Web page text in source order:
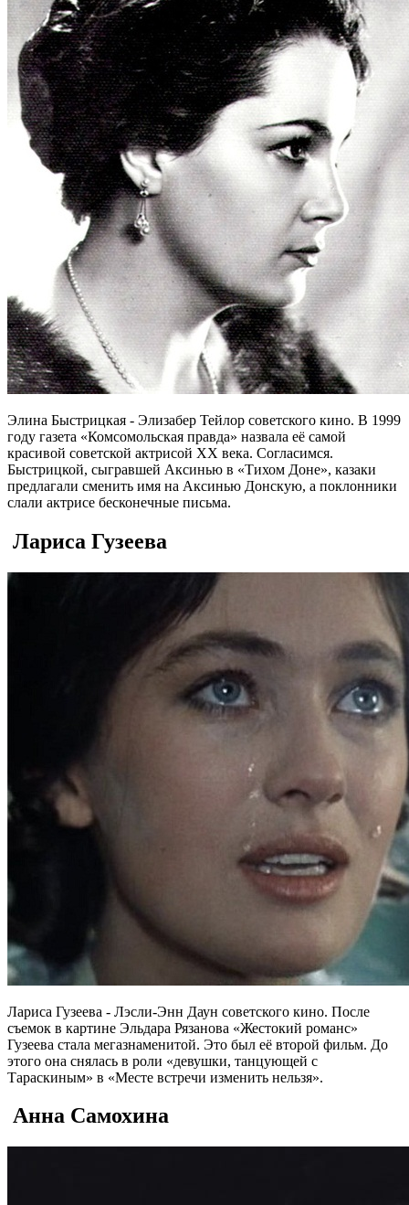
Элина Быстрицкая - Элизабер Тейлор советского кино. В 1999
году газета «Комсомольская правда» назвала её самой
красивой советской актрисой ХХ века. Согласимся.
Быстрицкой, сыгравшей Аксинью в «Тихом Доне», казаки
предлагали сменить имя на Аксинью Донскую, а поклонники
слали актрисе бесконечные письма.
Лариса Гузеева
Лариса Гузеева - Лэсли-Энн Даун советского кино. После
съемок в картине Эльдара Рязанова «Жестокий романс»
Гузеева стала мегазнаменитой. Это был её второй фильм. До
этого она снялась в роли «девушки, танцующей с
Тараскиным» в «Месте встречи изменить нельзя».
Анна Самохина